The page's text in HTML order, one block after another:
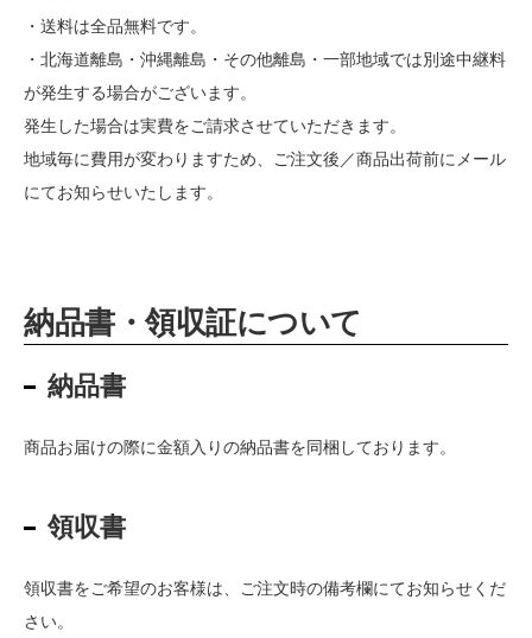
・送料は全品無料です。
・北海道離島・沖縄離島・その他離島・一部地域では別途中継料
が発生する場合がございます。
発生した場合は実費をご請求させていただきます。
地域毎に費用が変わりますため、ご注文後／商品出荷前にメール
にてお知らせいたします。
納品書・領収証について
納品書
商品お届けの際に金額入りの納品書を同梱しております。
領収書
領収書をご希望のお客様は、ご注文時の備考欄にてお知らせくだ
さい。